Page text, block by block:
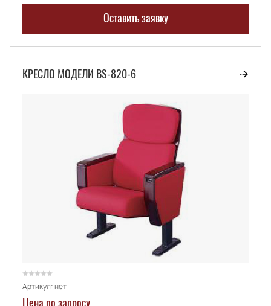
Оставить заявку
КРЕСЛО МОДЕЛИ BS-820-6
Артикул:нет